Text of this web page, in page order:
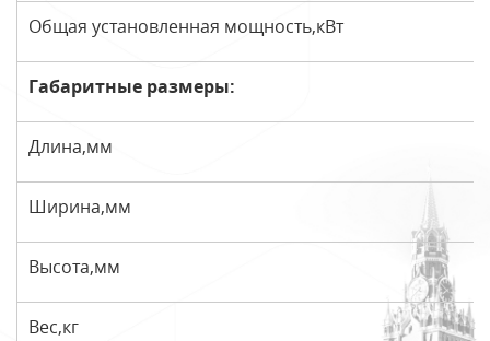
Общая установленная мощность,кВт
Габаритные размеры:
Длина,мм
Ширина,мм
Высота,мм
Вес,кг